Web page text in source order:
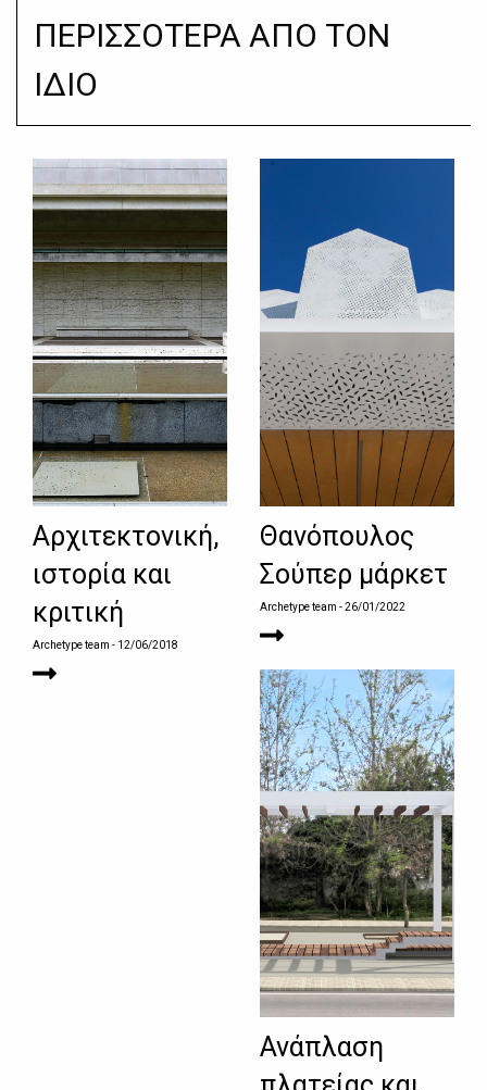
ΠΕΡΙΣΣΟΤΕΡΑ ΑΠΟ ΤΟΝ
ΙΔΙΟ
Αρχιτεκτονική,
ιστορία και
κριτική
Archetype team - 12/06/2018
Θανόπουλος
Σούπερ μάρκετ
Archetype team - 26/01/2022
Ανάπλαση